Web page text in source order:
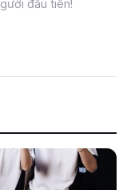
đầu tiên!